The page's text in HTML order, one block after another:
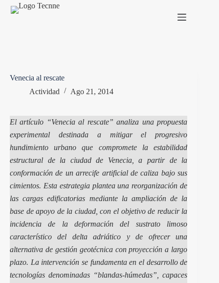
Venecia al rescate
Actividad
Ago 21, 2014
El artículo “Venecia al rescate” analiza una propuesta
experimental destinada a mitigar el progresivo
hundimiento urbano que compromete la estabilidad
estructural de la ciudad de Venecia, a partir de la
conformación de un arrecife artificial de caliza bajo sus
cimientos. Esta estrategia plantea una reorganización de
las cargas edificatorias mediante la ampliación de la
base de apoyo de la ciudad, con el objetivo de reducir la
incidencia de la deformación del sustrato limoso
característico del delta adriático y de ofrecer una
alternativa de gestión geotécnica con proyección a largo
plazo. La intervención se fundamenta en el desarrollo de
tecnologías denominadas “blandas-húmedas”, capaces